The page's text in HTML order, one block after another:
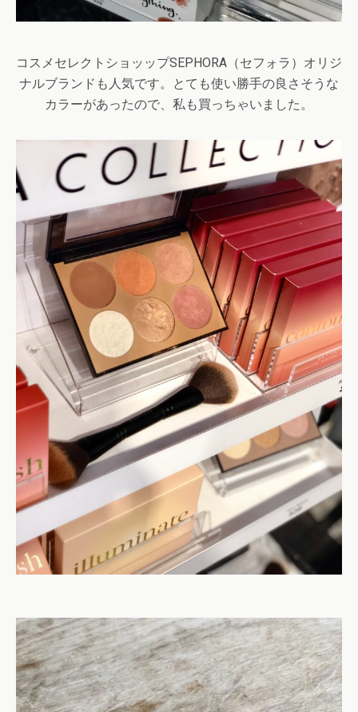
コスメセレクトショッップSEPHORA （セフォラ）オリジ
ナルブランドも人気です。とても使い勝手の良さそうな
カラーがあったので、私も買っちゃいました。